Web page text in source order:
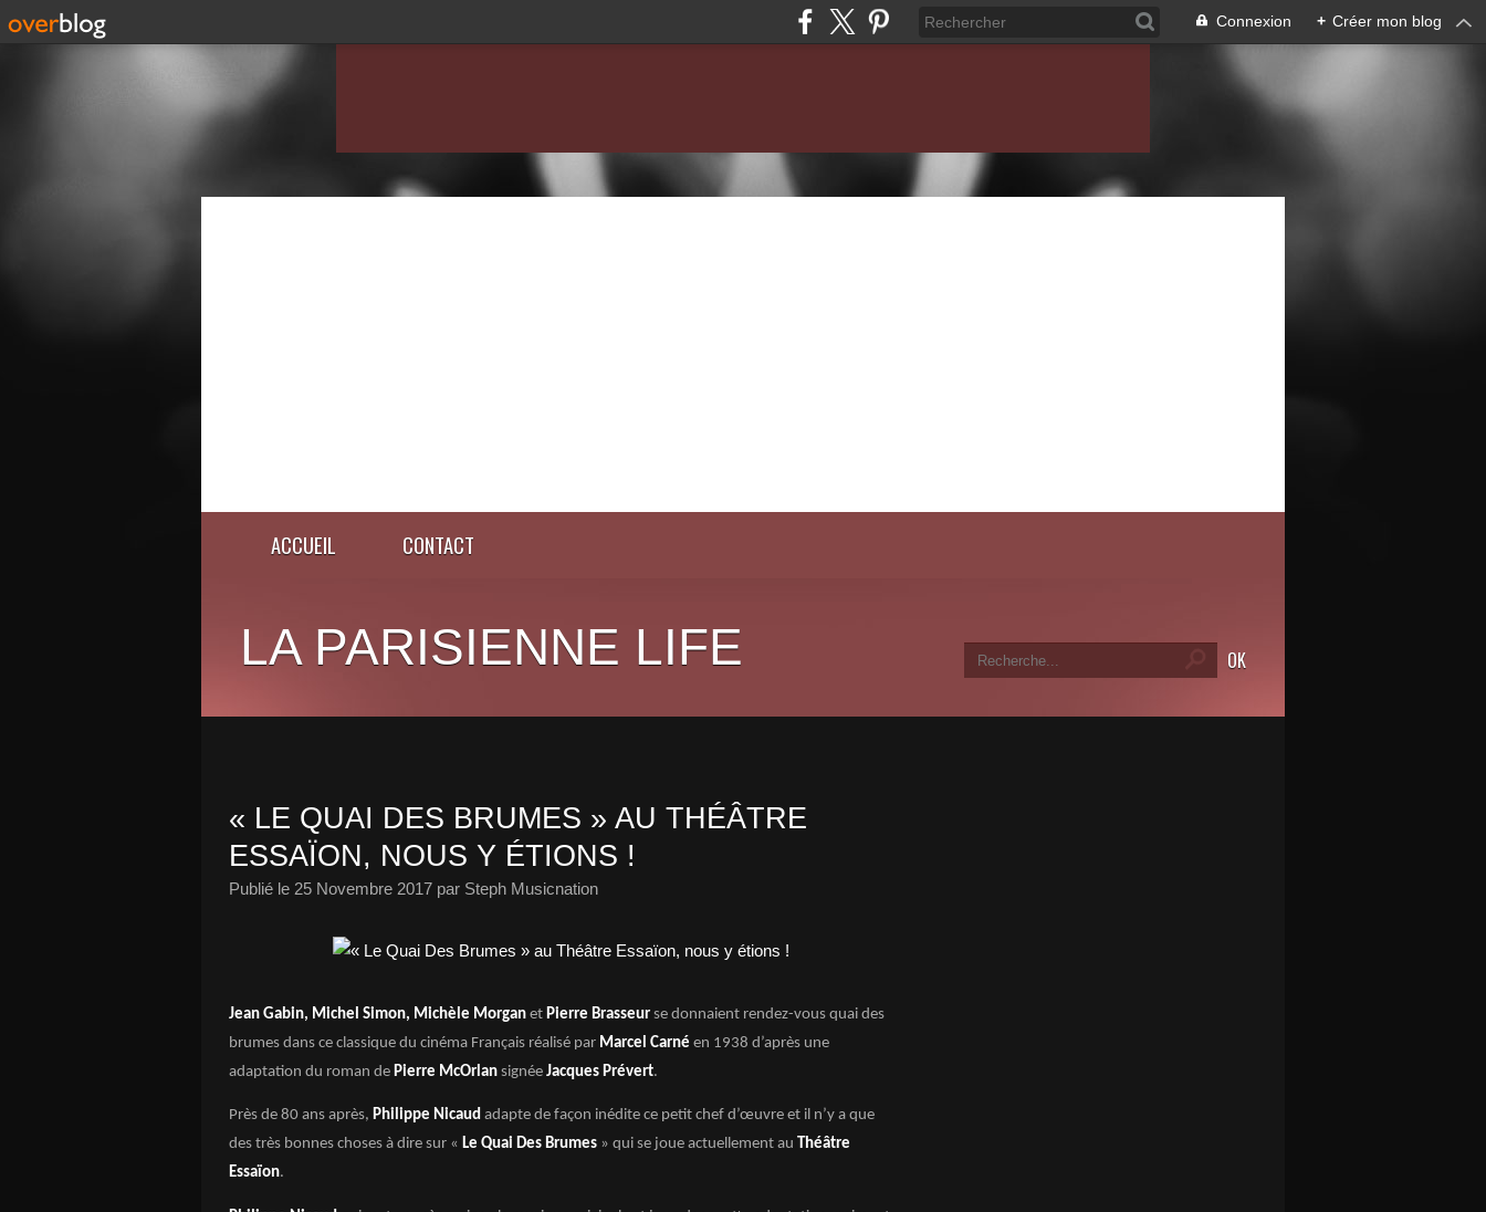
Connexion + Créer mon blog
ACCUEIL CONTACT
LA PARISIENNE LIFE
« LE QUAI DES BRUMES » AU THÉÂTRE
ESSAÏON, NOUS Y ÉTIONS !
Publié le 25 Novembre 2017 par Steph Musicnation
Jean Gabin, Michel Simon, Michèle Morgan et Pierre Brasseur se donnaient rendez-vous quai des
brumes dans ce classique du cinéma Français réalisé par Marcel Carné en 1938 d’après une
adaptation du roman de Pierre McOrlan signée Jacques Prévert.
Près de 80 ans après, Philippe Nicaud adapte de façon inédite ce petit chef d’œuvre et il n’y a que
des très bonnes choses à dire sur « Le Quai Des Brumes » qui se joue actuellement au Théâtre
Essaïon.